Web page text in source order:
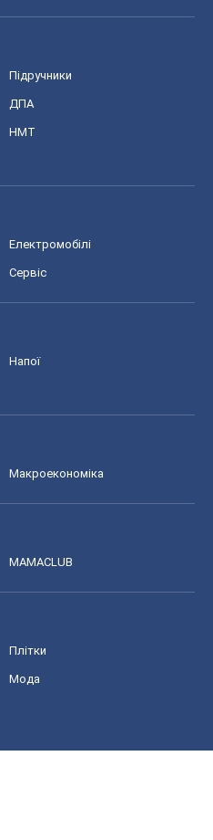
Підручники
ДПА
НМТ
Електромобілі
Сервіс
Напої
Макроекономіка
MAMACLUB
Плітки
Мода